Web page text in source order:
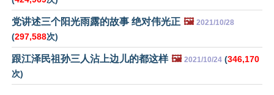
党讲述三个阳光雨露的故事 绝对伟光正 🖼️ 2021/10/28
(297,588次)
跟江泽民祖孙三人沾上边儿的都这样 🖼️ 2021/10/24 (346,170
次)